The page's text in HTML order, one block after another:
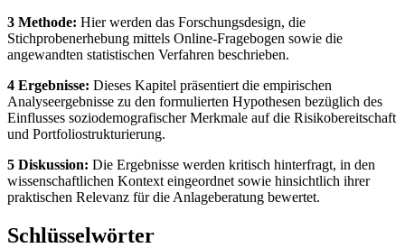
3 Methode: Hier werden das Forschungsdesign, die
Stichprobenerhebung mittels Online-Fragebogen sowie die
angewandten statistischen Verfahren beschrieben.
4 Ergebnisse: Dieses Kapitel präsentiert die empirischen
Analyseergebnisse zu den formulierten Hypothesen bezüglich des
Einflusses soziodemografischer Merkmale auf die Risikobereitschaft
und Portfoliostrukturierung.
5 Diskussion: Die Ergebnisse werden kritisch hinterfragt, in den
wissenschaftlichen Kontext eingeordnet sowie hinsichtlich ihrer
praktischen Relevanz für die Anlageberatung bewertet.
Schlüsselwörter